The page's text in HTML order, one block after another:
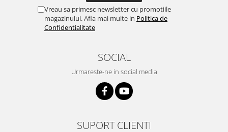
Vreau sa primesc newsletter cu promotiile
magazinului. Afla mai multe in Politica de
Confidentialitate
SOCIAL
Urmareste-ne in social media
SUPORT CLIENTI